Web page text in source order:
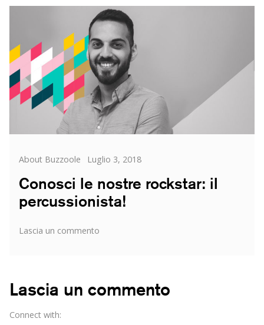
wakes
up
genius
Categorie
About Buzzoole
Posted
Luglio 3, 2018
Conosci le nostre rockstar: il
percussionista!
Lascia un commento
il
Lascia un commento
Connect with: